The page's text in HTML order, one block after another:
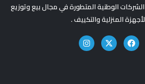
الوطنية المتطورة في مجال بيع وتوزيع
المنزلية والتكييف .